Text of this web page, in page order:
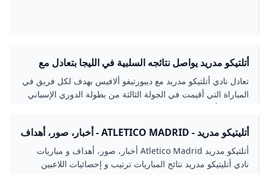
أتلتيكو مدريد يواصل نتائجه السلبية في الليجا بتعادل مع
ألافيس القاهرة الاخبارية
تعادل نادي أتلتيكو مدريد مع ديبورتيفو ألافيس بهدف لكل فريق في
المباراة التي أقيمت في الجولة الثالثة من بطولة الدوري الإسباني
أتليتيكو مدريد - ATLETICO MADRID - أخبار، صور، أهداف
و مباريات نادي أتليتيكو مدريد - ELBOTOLA - البطولة
أتلتيكو مدريد Atletico Madrid أخبار، صور، أهداف و مباريات
نادي أتليتيكو مدريد نتائج المباريات ترتيب و إحصائيات اللاعبين